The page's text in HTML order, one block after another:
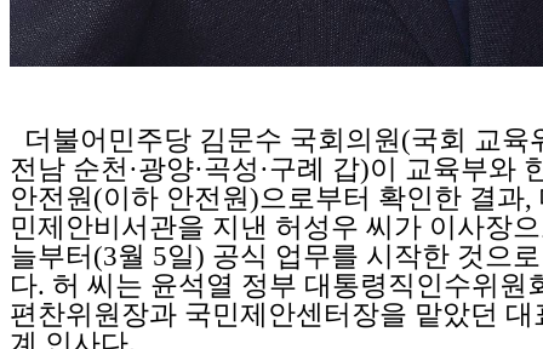
더불어민주당 김문수 국회의원(국회 교육
전남 순천·광양·곡성·구례 갑)이 교육부와
안전원(이하 안전원)으로부터 확인한 결과,
민제안비서관을 지낸 허성우 씨가 이사장
늘부터(3월 5일) 공식 업무를 시작한 것으
다. 허 씨는 윤석열 정부 대통령직인수위원
편찬위원장과 국민제안센터장을 맡았던 대